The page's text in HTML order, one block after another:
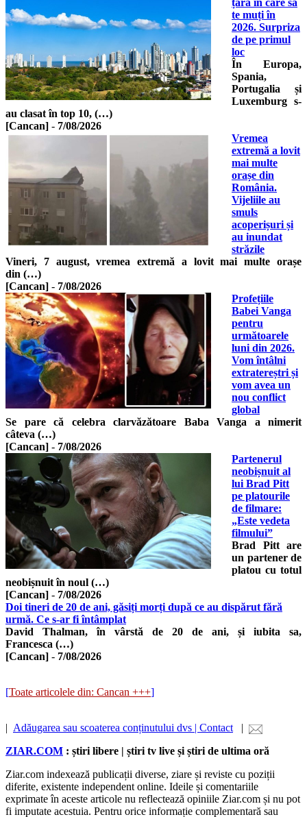
țară în care să
te muți în
2026. Surpriza
de pe primul
loc
În Europa,
Spania,
Portugalia și
Luxemburg s-
au clasat în top 10, (…)
[Cancan] - 7/08/2026
Vremea
extremă a lovit
mai multe
orașe din
România.
Vijeliile au
smuls
acoperișuri și
au inundat
străzile
Vineri, 7 august, vremea extremă a lovit mai multe orașe
din (…)
[Cancan] - 7/08/2026
Profețiile
Babei Vanga
pentru
următoarele
luni din 2026.
Vom întâlni
extratereștri și
vom avea un
nou conflict
global
Se pare că celebra clarvăzătoare Baba Vanga a nimerit
câteva (…)
[Cancan] - 7/08/2026
Partenerul
neobișnuit al
lui Brad Pitt
pe platourile
de filmare:
„Este vedeta
filmului”
Brad Pitt are
un partener de
platou cu totul
neobișnuit în noul (…)
[Cancan] - 7/08/2026
Doi tineri de 20 de ani, găsiți morți după ce au dispărut fără
urmă. Ce s-ar fi întâmplat
David Thalman, în vârstă de 20 de ani, și iubita sa,
Francesca (…)
[Cancan] - 7/08/2026
[Toate articolele din: Cancan +++]
| Adăugarea sau scoaterea conținutului dvs | Contact |
ZIAR.COM : știri libere | știri tv live și știri de ultima oră
Ziar.com indexează publicații diverse, ziare și reviste cu poziții
diferite, existente independent online. Ideile și comentariile
exprimate în aceste articole nu reflectează opiniile Ziar.com și nu pot
fi imputate acestuia. Pentru orice informație complementară sau